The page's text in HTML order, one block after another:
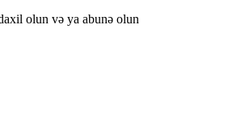
olun və ya abunə olun